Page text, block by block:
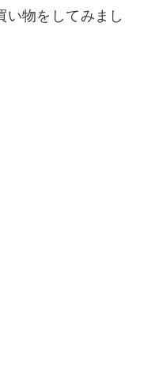
い物をしてみまし